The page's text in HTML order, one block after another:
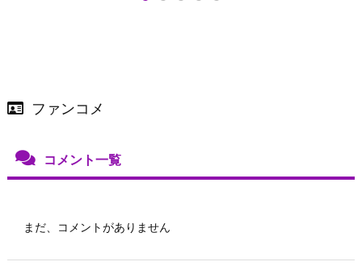
ファンコメ
コメント一覧
まだ、コメントがありません